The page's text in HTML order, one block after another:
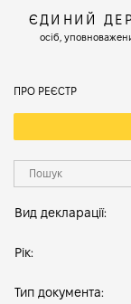
ЄДИНИЙ
осіб,
ПРО РЕЄСТР
Вид декларації:
Рік:
Тип документа: